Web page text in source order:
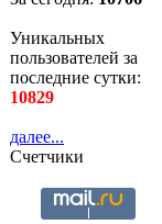
Уникальных
пользователей за
последние сутки:
10829
далее...
Счетчики